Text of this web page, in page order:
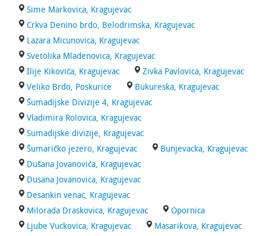
Sime Markovica, Kragujevac
Crkva Denino brdo, Belodrimska, Kragujevac
Lazara Micunovica, Kragujevac
Svetolika Mladenovica, Kragujevac
Ilije Kikovića, Kragujevac
Zivka Pavlovica, Kragujevac
Veliko Brdo, Poskurice
Bukureska, Kragujevac
Šumadijske Divizije 4, Kragujevac
Vladimira Rolovica, Kragujevac
Sumadijske divizije, Kragujevac
Šumaričko jezero, Kragujevac
Bunjevacka, Kragujevac
Dušana Jovanovića, Kragujevac
Dusana Jovanovica, Kragujevac
Desankin venac, Kragujevac
Milorada Draskovica, Kragujevac
Opornica
Ljube Vuckovica, Kragujevac
Masarikova, Kragujevac